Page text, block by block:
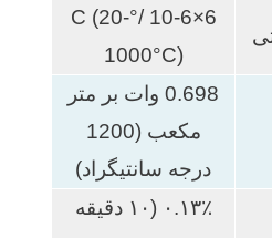
6×10-6 /°C (20-
1000°C)
0.698 وات بر متر
مکعب (1200
درجه سانتیگراد)
۰.۱۳٪ (۱۰ دقیقه